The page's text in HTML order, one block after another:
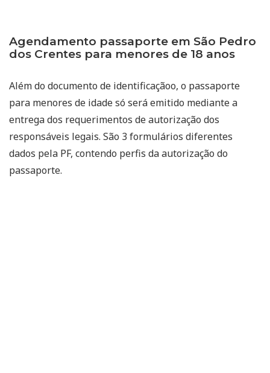
Agendamento passaporte em São Pedro
dos Crentes para menores de 18 anos
Além do documento de identificaçãoo, o passaporte
para menores de idade só será emitido mediante a
entrega dos requerimentos de autorização dos
responsáveis legais. São 3 formulários diferentes
dados pela PF, contendo perfis da autorização do
passaporte.